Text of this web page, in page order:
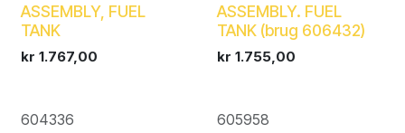
ASSEMBLY, FUEL
TANK
kr 1.767,00
604336
ASSEMBLY. FUEL
TANK (brug 606432)
kr 1.755,00
605958